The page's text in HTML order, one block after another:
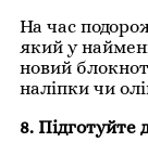
На час
який у
новий
наліпки чи
8. Підготуйте